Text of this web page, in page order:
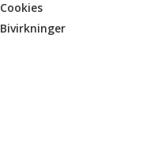
Cookies
Bivirkninger